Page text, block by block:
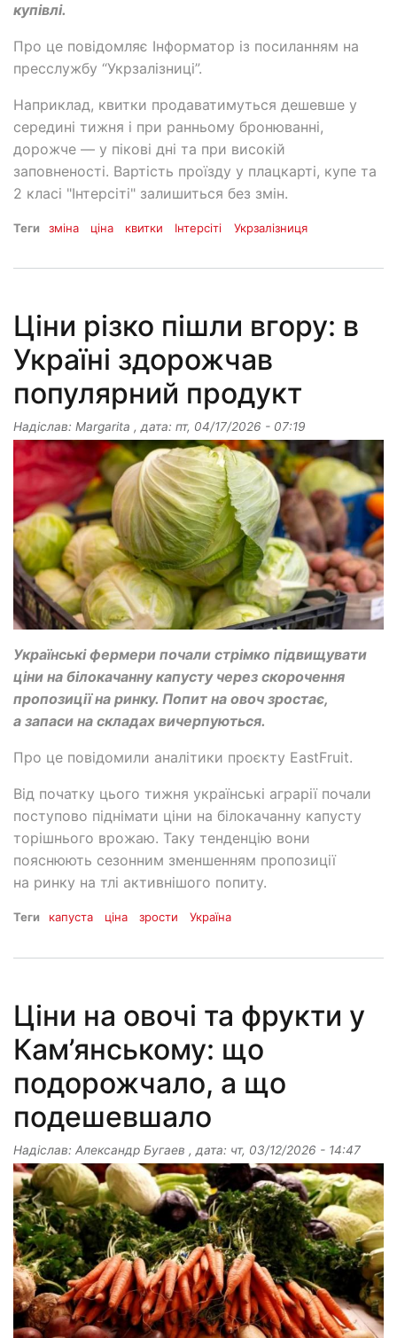
купівлі.
Про це повідомляє Інформатор із посиланням на
пресслужбу “Укрзалізниці”.
Наприклад, квитки продаватимуться дешевше у
середині тижня і при ранньому бронюванні,
дорожче — у пікові дні та при високій
заповненості. Вартість проїзду у плацкарті, купе та
2 класі "Інтерсіті" залишиться без змін.
Теги зміна ціна квитки Інтерсіті Укрзалізниця
Ціни різко пішли вгору: в
Україні здорожчав
популярний продукт
Надіслав: Margarita , дата: пт, 04/17/2026 - 07:19
Українські фермери почали стрімко підвищувати
ціни на білокачанну капусту через скорочення
пропозиції на ринку. Попит на овоч зростає,
а запаси на складах вичерпуються.
Про це повідомили аналітики проєкту EastFruit.
Від початку цього тижня українські аграрії почали
поступово піднімати ціни на білокачанну капусту
торішнього врожаю. Таку тенденцію вони
пояснюють сезонним зменшенням пропозиції
на ринку на тлі активнішого попиту.
Теги капуста ціна зрости Україна
Ціни на овочі та фрукти у
Кам’янському: що
подорожчало, а що
подешевшало
Надіслав: Александр Бугаев , дата: чт, 03/12/2026 - 14:47